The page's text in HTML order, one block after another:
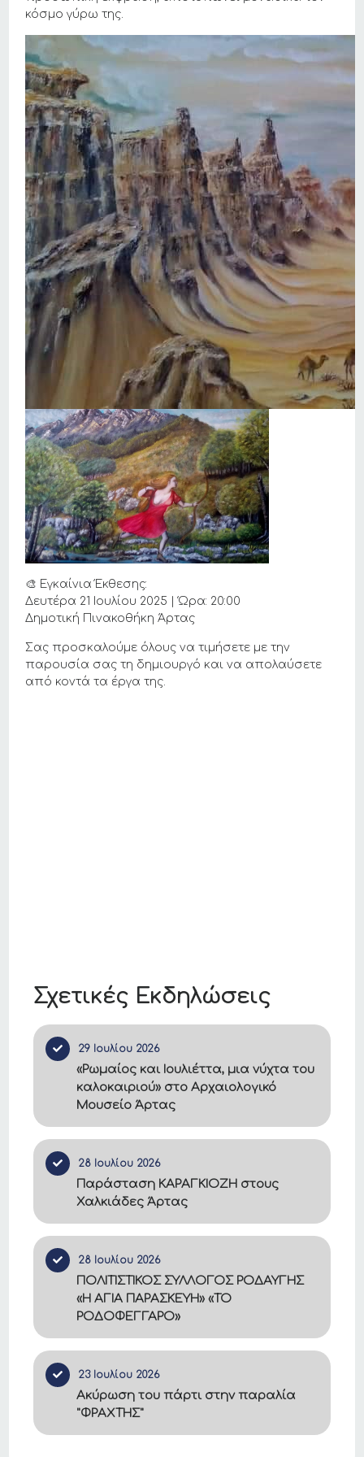
Σχετικές Εκδηλώσεις
29 Ιουλίου 2026
«Ρωμαίος και Ιουλιέττα, μια νύχτα του
καλοκαιριού» στο Αρχαιολογικό
Μουσείο Άρτας
28 Ιουλίου 2026
Παράσταση ΚΑΡΑΓΚΙΟΖΗ στους
Χαλκιάδες Άρτας
28 Ιουλίου 2026
ΠΟΛΙΤΙΣΤΙΚΟΣ ΣΥΛΛΟΓΟΣ ΡΟΔΑΥΓΗΣ
«Η ΑΓΙΑ ΠΑΡΑΣΚΕΥΗ» «ΤΟ
ΡΟΔΟΦΕΓΓΑΡΟ»
23 Ιουλίου 2026
Ακύρωση του πάρτι στην παραλία
"ΦΡΑΧΤΗΣ"
κόσμο γύρω της.
🎨 Εγκαίνια Έκθεσης:
Δευτέρα 21 Ιουλίου 2025 | Ώρα: 20:00
Δημοτική Πινακοθήκη Άρτας
Σας προσκαλούμε όλους να τιμήσετε με την
παρουσία σας τη δημιουργό και να απολαύσετε
από κοντά τα έργα της.